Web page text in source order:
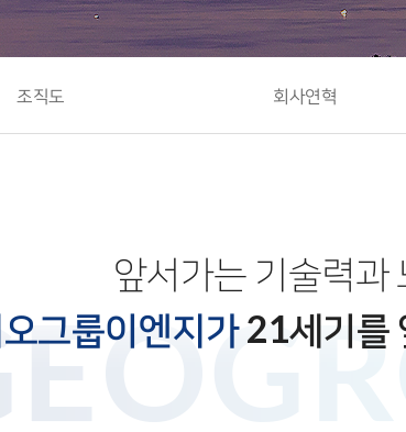
조직도 회사연혁
앞서가는 기술력과
그룹이엔지가21세기를